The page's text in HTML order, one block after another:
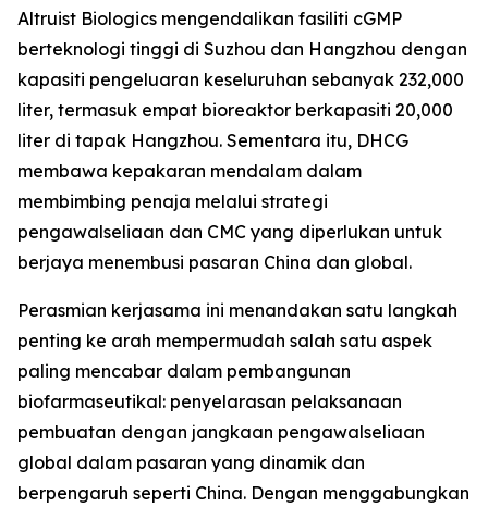
Altruist Biologics mengendalikan fasiliti cGMP
berteknologi tinggi di Suzhou dan Hangzhou dengan
kapasiti pengeluaran keseluruhan sebanyak 232,000
liter, termasuk empat bioreaktor berkapasiti 20,000
liter di tapak Hangzhou. Sementara itu, DHCG
membawa kepakaran mendalam dalam
membimbing penaja melalui strategi
pengawalseliaan dan CMC yang diperlukan untuk
berjaya menembusi pasaran China dan global.
Perasmian kerjasama ini menandakan satu langkah
penting ke arah mempermudah salah satu aspek
paling mencabar dalam pembangunan
biofarmaseutikal: penyelarasan pelaksanaan
pembuatan dengan jangkaan pengawalseliaan
global dalam pasaran yang dinamik dan
berpengaruh seperti China. Dengan menggabungkan